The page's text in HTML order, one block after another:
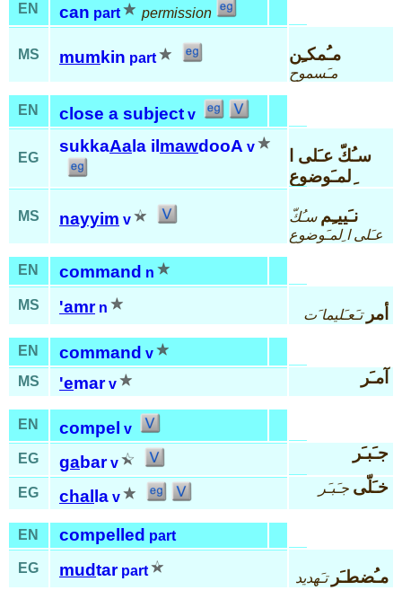
EN can part permission
MS mum kin part مـُمكـِن
مـَسموح
EN close a subject v
EG
sukkaAa la il mawdooA v
سـُكّ عـَلى ا
ِلمـَوضوع
MS nayyim v نـَييـِم سـُكّ
عـَلى ا ِلمـَوضوع
EN command n
MS 'amr n أمر تـَعـَليما َت
EN command v
MS
'emar v آمـَر
EN compel v
EG
gabar v
جـَبـَر
EG chal la v
خـَلّى جـَبـَر
EN compelled part
EG mudtar part مـُضطـَر تـَهديد